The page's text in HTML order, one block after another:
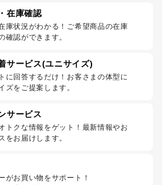
在庫確認
庫状況がわかる！ご希望商品の在庫
確認ができます。
サービス(ユニサイズ)
に回答するだけ！お客さまの体型に
ズをご提案します。
サービス
トクな情報をゲット！最新情報やお
をお届けします。
がお買い物をサポート！